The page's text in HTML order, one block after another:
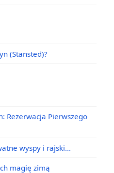
(Stansted)?
Rezerwacja Pierwszego
wyspy i rajski…
magię zimą